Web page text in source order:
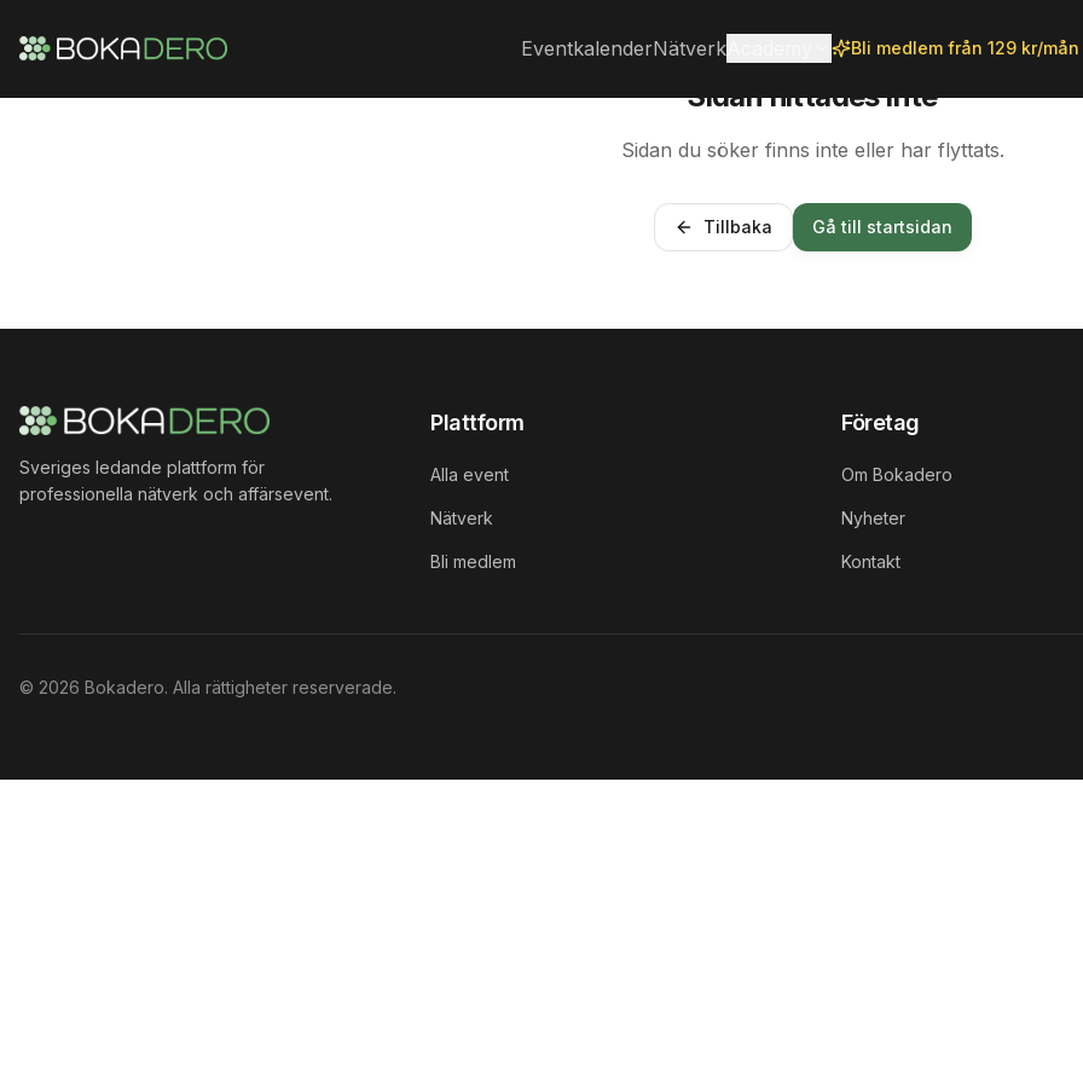
EventkalenderNätverk Bli medlem från 129 kr/mån
Sidan hittades inte
Sidan du söker finns inte eller har flyttats.
Tillbaka Gå till startsidan
Sveriges ledande plattform för
professionella nätverk och affärsevent.
Plattform
Alla event
Nätverk
Bli medlem
Företag
Om Bokadero
Nyheter
Kontakt
© 2026 Bokadero. Alla rättigheter reserverade.